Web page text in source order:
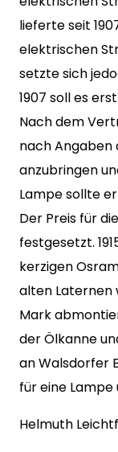
lieferte seit
elektrischen
setzte sich
1907 soll es
Nach dem
nach Angaben
anzubringen
Lampe sollte
Der Preis für
festgesetzt.
kerzigen
alten Laternen
Mark
der Ölkanne
an Walsdorfer
für eine Lampe
Helmuth